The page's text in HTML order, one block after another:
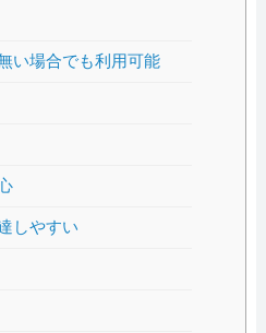
い場合でも利用可能
しやすい